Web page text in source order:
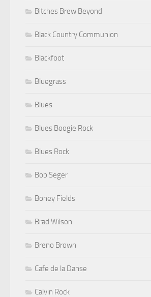
Bitches Brew Beyond
Black Country Communion
Blackfoot
Bluegrass
Blues
Blues Boogie Rock
Blues Rock
Bob Seger
Boney Fields
Brad Wilson
Breno Brown
Cafe de la Danse
Calvin Rock